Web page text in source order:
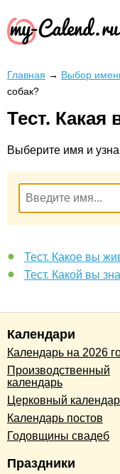
Главная → Выбор
собак?
Тест. Какая
Выберите имя и
Тест. Какое вы
Тест. Какой вы
Календари
Календарь на 2026
Производственный
календарь
Церковный
Календарь постов
Годовщины свадеб
Праздники